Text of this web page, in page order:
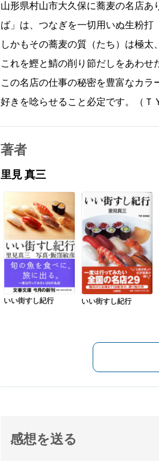
山形県村山市大久保に蕎麦の名店あ
ば」は、つなぎを一切用いぬ生粉打
しかもその蕎麦の質（たち）は極太
これを鰹と鯖の削り節だしをあわせ
この名店の仕事の秘密を豊富なカ
好きを唸らせること必定です。（Ｔ
著者
里見 真三
いい街すし紀行 いい街すし紀行
感想を送る